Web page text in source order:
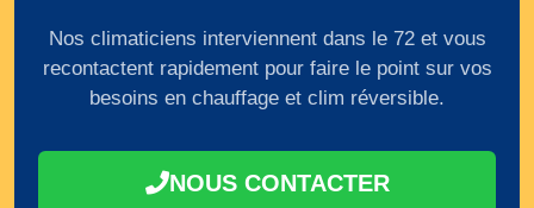
Nos climaticiens interviennent dans le 72 et vous
recontactent rapidement pour faire le point sur vos
besoins en chauffage et clim réversible.
NOUS CONTACTER